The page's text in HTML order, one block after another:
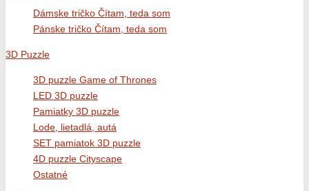
Dámske tričko Čítam, teda som
Pánske tričko Čítam, teda som
3D Puzzle
3D puzzle Game of Thrones
LED 3D puzzle
Pamiatky 3D puzzle
Lode, lietadlá, autá
SET pamiatok 3D puzzle
4D puzzle Cityscape
Ostatné